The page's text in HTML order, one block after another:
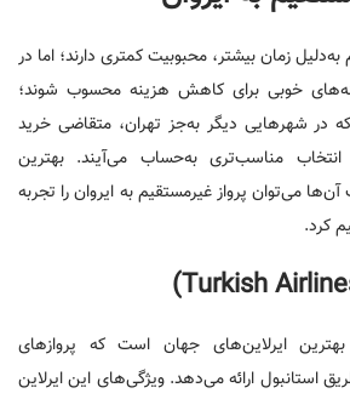
زمان بیشتر، محبوبیت کمتری دارند؛ اما در
خوبی برای کاهش هزینه محسوب شوند؛
در شهرهایی دیگر به‌جز تهران، متقاضی خرید
انتخاب مناسب‌تری به‌حساب می‌آیند. بهترین
آن‌ها می‌توان پرواز غیرمستقیم به ایروان را تجربه
کرد.
بهترین ایرلاین‌های جهان است که پروازهای
استانبول ارائه می‌دهد. ویژگی‌های این ایرلاین